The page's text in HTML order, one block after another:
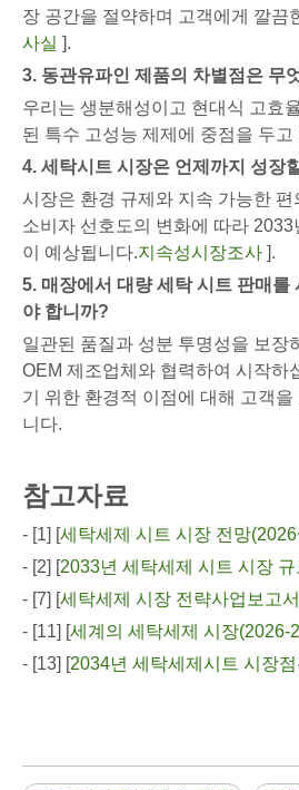
장 공간을 절약하며 고객에게 깔끔
사실 ].
3. 동관유파인 제품의 차별점은 무
우리는 생분해성이고 현대식 고효
된 특수 고성능 제제에 중점을 두고
4. 세탁시트 시장은 언제까지 성장
시장은 환경 규제와 지속 가능한
소비자 선호도의 변화에 ​​따라
이 예상됩니다.지속성시장조사 ].
5. 매장에서 대량 세탁 시트 판매를
야 합니까?
일관된 품질과 성분 투명성을 보장
OEM 제조업체와 협력하여 시작하
기 위한 환경적 이점에 대해 고객
니다.
참고자료
- [1] [세탁세제 시트 시장 전망
- [2] [2033년 세탁세제 시트 시장
- [7] [세탁세제 시장 전략사업보고
- [11] [세계의 세탁세제 시장(2026-
- [13] [2034년 세탁세제시트 시장점